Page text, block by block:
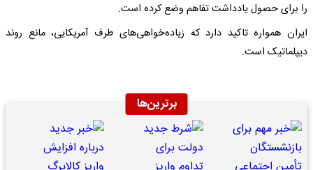
را برای حصول یادداشت تفاهم وضع کرده است.
ایران همواره تاکید دارد که زیاده‌خواهی‌های طرف آمریکایی، مانع روند
دیپلماتیک است.
برترین‌ها